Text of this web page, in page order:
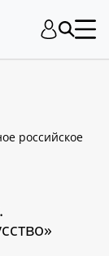
российское